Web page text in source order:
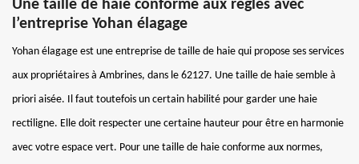
Une taille de haie conforme aux règles avec
l’entreprise Yohan élagage
Yohan élagage est une entreprise de taille de haie qui propose ses services
aux propriétaires à Ambrines, dans le 62127. Une taille de haie semble à
priori aisée. Il faut toutefois un certain habilité pour garder une haie
rectiligne. Elle doit respecter une certaine hauteur pour être en harmonie
avec votre espace vert. Pour une taille de haie conforme aux normes,